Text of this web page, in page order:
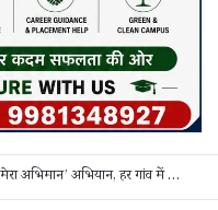
समेत 3 आरोपी गिरफ्तार